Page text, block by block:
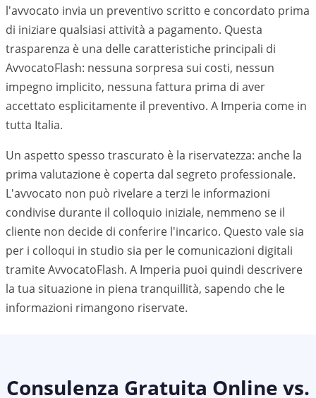
l'avvocato invia un preventivo scritto e concordato prima
di iniziare qualsiasi attività a pagamento. Questa
trasparenza è una delle caratteristiche principali di
AvvocatoFlash: nessuna sorpresa sui costi, nessun
impegno implicito, nessuna fattura prima di aver
accettato esplicitamente il preventivo. A Imperia come in
tutta Italia.
Un aspetto spesso trascurato è la riservatezza: anche la
prima valutazione è coperta dal segreto professionale.
L'avvocato non può rivelare a terzi le informazioni
condivise durante il colloquio iniziale, nemmeno se il
cliente non decide di conferire l'incarico. Questo vale sia
per i colloqui in studio sia per le comunicazioni digitali
tramite AvvocatoFlash. A Imperia puoi quindi descrivere
la tua situazione in piena tranquillità, sapendo che le
informazioni rimangono riservate.
Consulenza Gratuita Online vs.